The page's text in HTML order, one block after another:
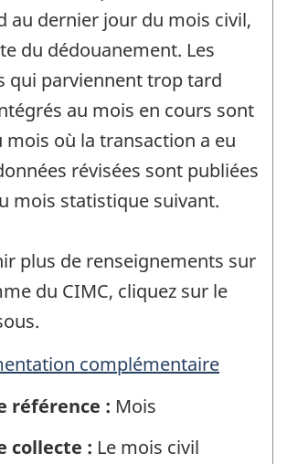
au dernier jour du mois civil,
du dédouanement. Les
qui parviennent trop tard
au mois en cours sont
mois où la transaction a eu
révisées sont publiées
mois statistique suivant.
plus de renseignements sur
du CIMC, cliquez sur le
complémentaire
référence : Mois
collecte : Le mois civil